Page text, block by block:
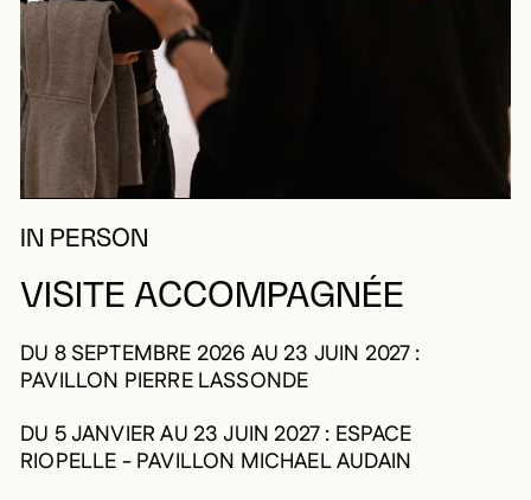
IN PERSON
VISITE ACCOMPAGNÉE
DU 8 SEPTEMBRE 2026 AU 23 JUIN 2027 :
PAVILLON PIERRE LASSONDE
DU 5 JANVIER AU 23 JUIN 2027 : ESPACE
RIOPELLE - PAVILLON MICHAEL AUDAIN